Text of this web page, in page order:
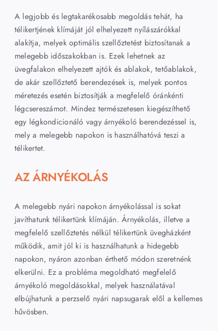
A legjobb és legtakarékosabb megoldás tehát, ha
télikertjének klímáját jól elhelyezett nyílászárókkal
alakítja, melyek optimális szellőztetést biztosítanak a
melegebb időszakokban is. Ezek lehetnek az
üvegfalakon elhelyezett ajtók és ablakok, tetőablakok,
de akár szellőztető berendezések is, melyek pontos
méretezés esetén biztosítják a megfelelő óránkénti
légcsereszámot. Mindez természetesen kiegészíthető
egy légkondicionáló vagy árnyékoló berendezéssel is,
mely a melegebb napokon is használhatóvá teszi a
télikertet.
AZ ÁRNYÉKOLÁS
A melegebb nyári napokon árnyékolással is sokat
javíthatunk télikertünk klímáján. Árnyékolás, illetve a
megfelelő szellőztetés nélkül télikertünk üvegházként
működik, amit jól ki is használhatunk a hidegebb
napokon, nyáron azonban érthető módon szeretnénk
elkerülni. Ez a probléma megoldható megfelelő
árnyékoló megoldásokkal, melyek használatával
elbújhatunk a perzselő nyári napsugarak elől a kellemes
hűvösben.